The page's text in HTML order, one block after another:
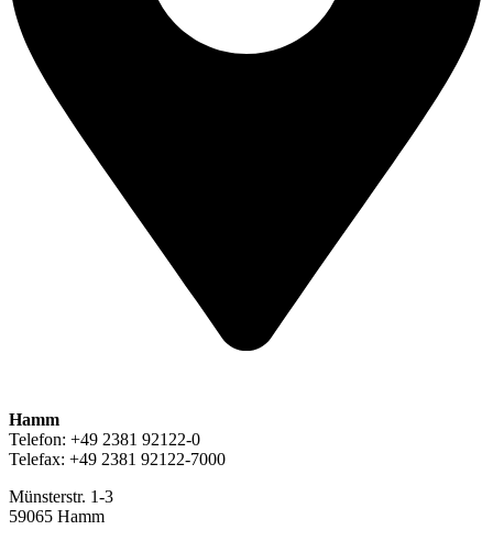
Hamm
Telefon: +49 2381 92122-0
Telefax: +49 2381 92122-7000
Münsterstr. 1-3
59065 Hamm